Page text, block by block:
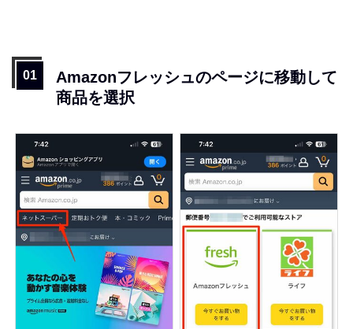
Amazonフレッシュのページに移動して
商品を選択